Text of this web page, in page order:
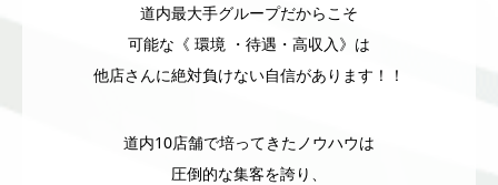
道内最大手グループだからこそ
可能な《 環境 ・待遇・高収入》は
他店さんに絶対負けない自信があります！！
道内10店舗で培ってきたノウハウは
圧倒的な集客を誇り、